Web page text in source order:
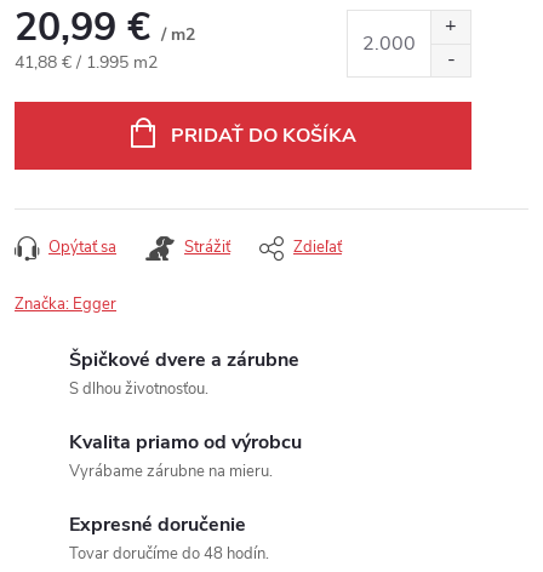
20,99 € / m2
Jednotková cena:
41,88 € / 1.995 m2
PRIDAŤ DO KOŠÍKA
Opýtať sa Strážiť Zdieľať
Značka: Egger
Špičkové dvere a zárubne
S dlhou životnosťou.
Kvalita priamo od výrobcu
Vyrábame zárubne na mieru.
Expresné doručenie
Tovar doručíme do 48 hodín.